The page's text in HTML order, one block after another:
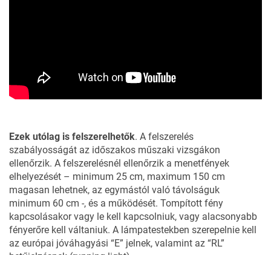
Ezek utólag is felszerelhetők. A felszerelés
szabályosságát az időszakos műszaki vizsgákon
ellenőrzik. A felszerelésnél ellenőrzik a menetfények
elhelyezését – minimum 25 cm, maximum 150 cm
magasan lehetnek, az egymástól való távolságuk
minimum 60 cm -, és a működését. Tompított fény
kapcsolásakor vagy le kell kapcsolniuk, vagy alacsonyabb
fényerőre kell váltaniuk. A lámpatestekben szerepelnie kell
az európai jóváhagyási “E” jelnek, valamint az “RL”